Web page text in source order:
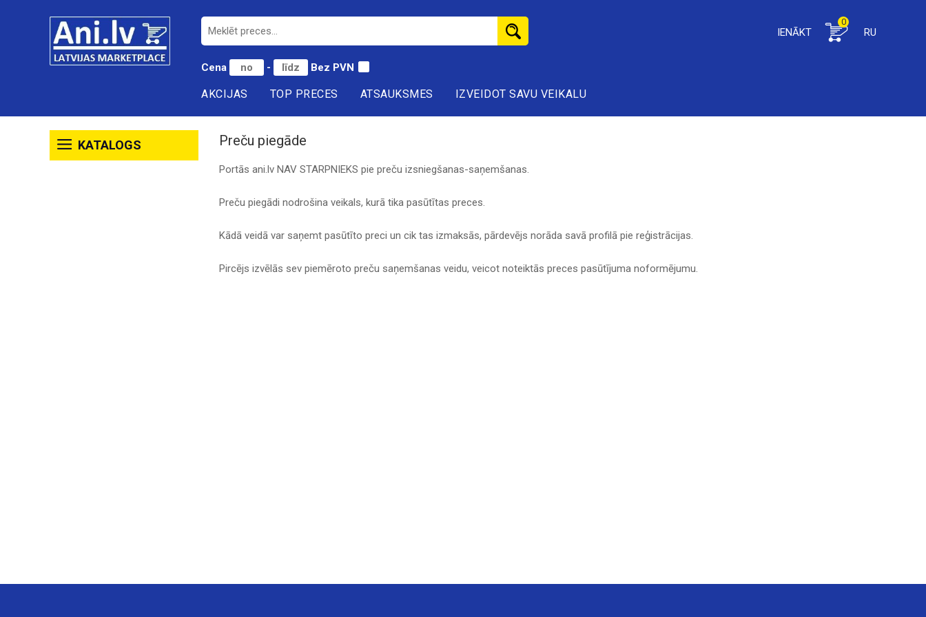
Cena - Bez PVN
IENĀKT
0
RU
AKCIJAS TOP PRECES ATSAUKSMES IZVEIDOT SAVU VEIKALU
KATALOGS Preču piegāde
Portās ani.lv NAV STARPNIEKS pie preču izsniegšanas-saņemšanas.
Preču piegādi nodrošina veikals, kurā tika pasūtītas preces.
Kādā veidā var saņemt pasūtīto preci un cik tas izmaksās, pārdevējs norāda savā profilā pie reģistrācijas.
Pircējs izvēlās sev piemēroto preču saņemšanas veidu, veicot noteiktās preces pasūtījuma noformējumu.